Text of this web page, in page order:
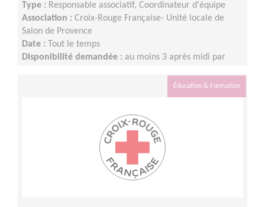
Type : Responsable associatif, Coordinateur d'équipe
Association : Croix-Rouge Française- Unité locale de
Salon de Provence
Date : Tout le temps
Disponibilité demandée : au moins 3 après midi par
Éducation & Formation